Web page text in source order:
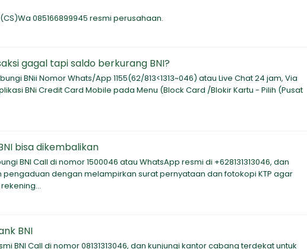
085166899945 resmi perusahaan.
gagal tapi saldo berkurang BNI?
BNii Nomor Whats/App 1155(62/813<1313~046) atau Live Chat 24 jam, Via
BNi Credit Card Mobile pada Menu (Block Card /Blokir Kartu - Pilih (Pusat
bisa dikembalikan
BNI Call di nomor 1500046 atau WhatsApp resmi di +628131313046, dan
dengan melampirkan surat pernyataan dan fotokopi KTP agar
BNI
BNI Call di nomor 08131313046, dan kunjungi kantor cabang terdekat untuk